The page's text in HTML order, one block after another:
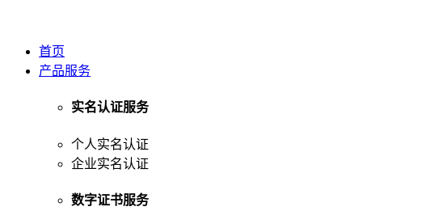
首页
产品服务
实名认证服务
个人实名认证
企业实名认证
数字证书服务